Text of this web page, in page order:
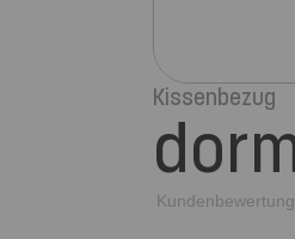
Kissenbezug